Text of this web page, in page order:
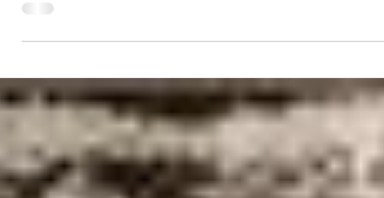
assistido 100% das aulas